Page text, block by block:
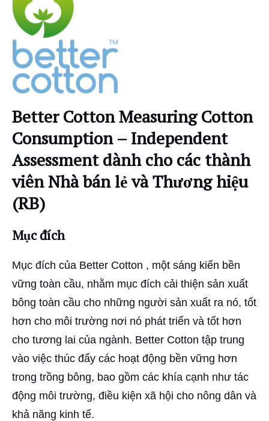
Better Cotton Measuring Cotton
Consumption – Independent
Assessment dành cho các thành
viên Nhà bán lẻ và Thương hiệu
(RB)
Mục đích
Mục đích của Better Cotton , một sáng kiến bền
vững toàn cầu, nhằm mục đích cải thiện sản xuất
bông toàn cầu cho những người sản xuất ra nó, tốt
hơn cho môi trường nơi nó phát triển và tốt hơn
cho tương lai của ngành. Better Cotton tập trung
vào việc thúc đẩy các hoạt động bền vững hơn
trong trồng bông, bao gồm các khía cạnh như tác
động môi trường, điều kiện xã hội cho nông dân và
khả năng kinh tế.